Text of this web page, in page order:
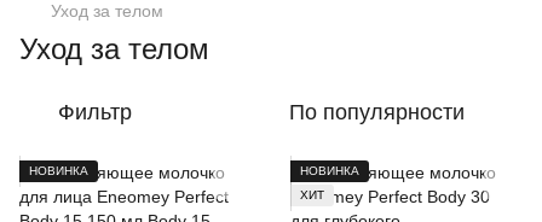
Уход за телом
Уход за телом
Фильтр По популярности
НОВИНКА
НОВИНКА
ХИТ